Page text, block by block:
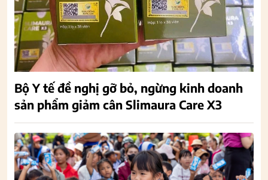
Bộ Y tế đề nghị gỡ bỏ, ngừng kinh doanh
sản phẩm giảm cân Slimaura Care X3